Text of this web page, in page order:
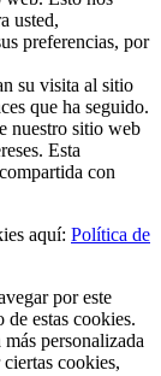
usted,
preferencias, por
su visita al sitio
que ha seguido.
nuestro sitio web
Esta
con
aquí: Política de
por este
de estas cookies.
personalizada
cookies,